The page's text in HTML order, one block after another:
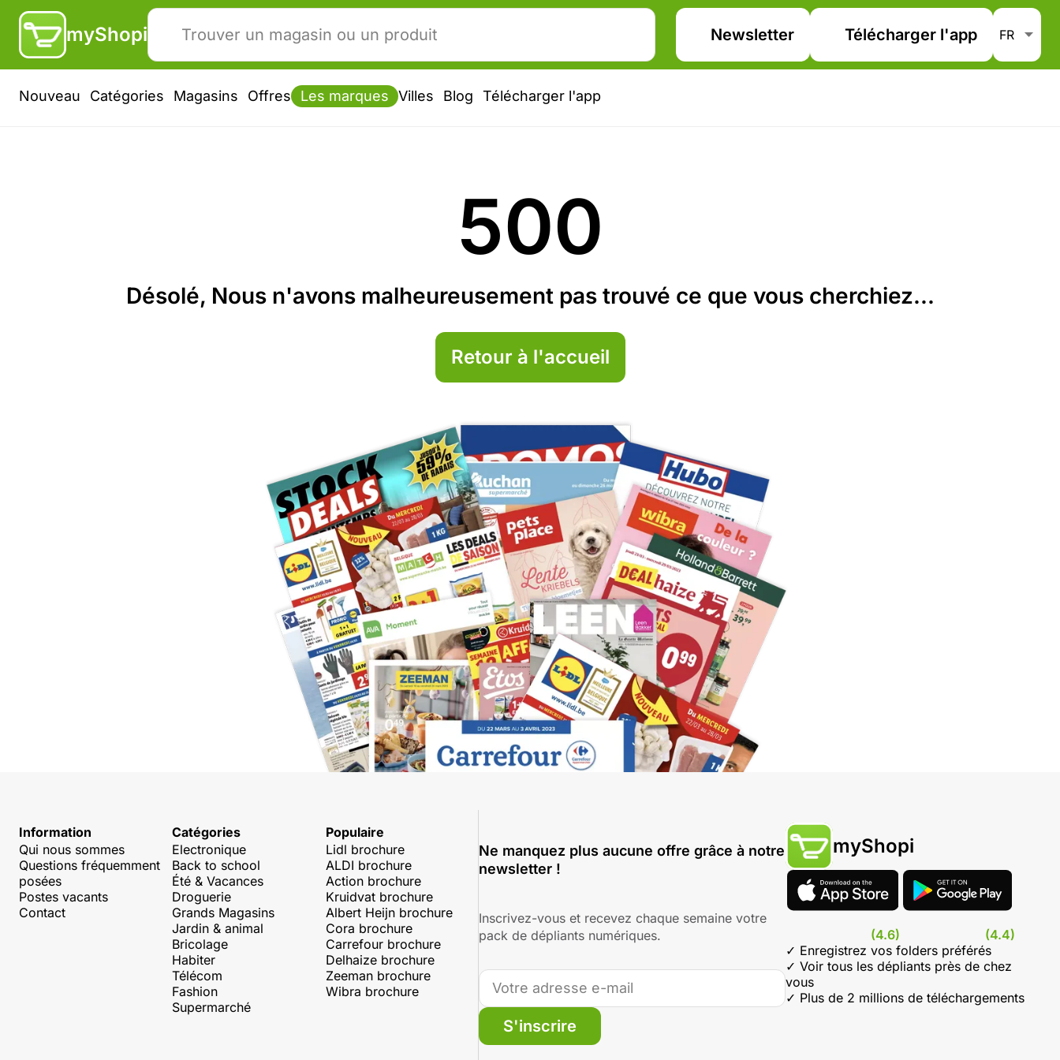
myShopi Newsletter Télécharger l'app
Nouveau Catégories Magasins Offres Les marques Villes Blog Télécharger l'app
500
Désolé, Nous n'avons malheureusement pas trouvé ce que vous cherchiez...
Retour à l'accueil
Information
Qui nous sommes
Questions fréquemment
posées
Postes vacants
Contact
Catégories
Electronique
Back to school
Été & Vacances
Droguerie
Grands Magasins
Jardin & animal
Bricolage
Habiter
Télécom
Fashion
Supermarché
Populaire
Lidl brochure
ALDI brochure
Action brochure
Kruidvat brochure
Albert Heijn brochure
Cora brochure
Carrefour brochure
Delhaize brochure
Zeeman brochure
Wibra brochure
Ne manquez plus aucune offre grâce à notre
newsletter !
Inscrivez-vous et recevez chaque semaine votre
pack de dépliants numériques.
S'inscrire
myShopi
(4.6)
(4.4)
✓ Enregistrez vos folders préférés
✓ Voir tous les dépliants près de chez
vous
✓ Plus de 2 millions de téléchargements